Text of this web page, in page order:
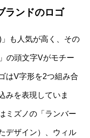
ランドのロゴ
も人気が高く、その
の頭文字Vがモチー
はV字形を2つ組み合
みを表現していま
ミズノの「ランバー
デザイン）、ウィル